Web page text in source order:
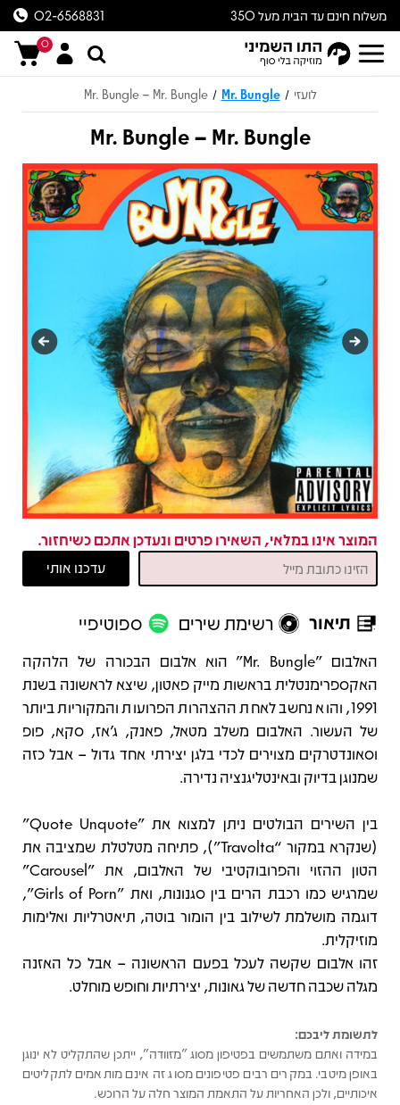
משלוח חינם עד הבית מעל 350
ש״ח
02-6568831
0
לועזי /
Mr. Bungle
/
Mr. Bungle – Mr. Bungle
Mr. Bungle – Mr. Bungle
המוצר אינו במלאי, השאירו פרטים ונעדכן אתכם כשיחזור.
תיאור רשימת שירים ספוטיפיי
תיאור
האלבום "Mr. Bungle" הוא אלבום הבכורה של הלהקה
האקספרימנטלית בראשות מייק פאטון, שיצא לראשונה בשנת
1991, והוא נחשב לאחת ההצהרות הפרועות והמקוריות ביותר
של העשור. האלבום משלב מטאל, פאנק, ג׳אז, סקא, פופ
וסאונדטרקים מצוירים לכדי בלגן יצירתי אחד גדול – אבל כזה
שמנוגן בדיוק ובאינטליגנציה נדירה.
בין השירים הבולטים ניתן למצוא את "Quote Unquote"
(שנקרא במקור “Travolta”), פתיחה מטלטלת שמציבה את
הטון ההזוי והפרובוקטיבי של האלבום, את "Carousel"
שמרגיש כמו רכבת הרים בין סגנונות, ואת "Girls of Porn",
דוגמה מושלמת לשילוב בין הומור בוטה, תיאטרליות ואלימות
מוזיקלית.
זהו אלבום שקשה לעכל בפעם הראשונה – אבל כל האזנה
מגלה שכבה חדשה של גאונות, יצירתיות וחופש מוחלט.
לתשומת ליבכם:
במידה ואתם משתמשים בפטיפון מסוג "מזוודה", ייתכן שהתקליט לא ינוגן
באופן מיטבי. במקרים רבים פטיפונים מסוג זה אינם מותאמים לתקליטים
איכותיים, ולכן האחריות על התאמת המוצר חלה על הרוכש.